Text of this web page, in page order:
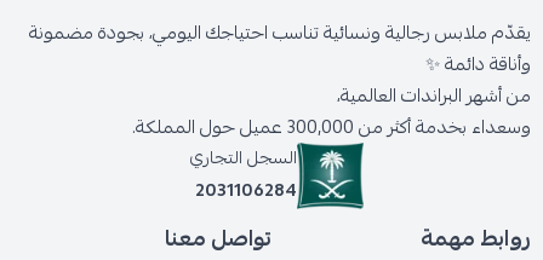
يقدّم ملابس رجالية ونسائية تناسب احتياجك اليومي، بجودة مضمونة
وأناقة دائمة ✨
من أشهر البراندات العالمية،
وسعداء بخدمة أكثر من 300,000 عميل حول المملكة.
السجل التجاري
2031106284
روابط مهمة تواصل معنا